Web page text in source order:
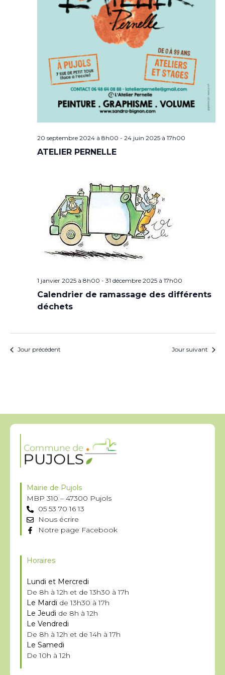
20 septembre 2024 à 8h00 - 24 juin 2025 à 17h00
ATELIER PERNELLE
1 janvier 2025 à 8h00 - 31 décembre 2025 à 17h00
Calendrier de ramassage des différents
déchets
Jour précédent Jour suivant
Mairie de Pujols
MBP 310 – 47300 Pujols
05 53 70 16 13
Nous écrire
Notre page Facebook
Horaires
Lundi et Mercredi
De 8h à 12h et de 13h30 à 17h
Le Mardi de 13h30 à 17h
Le Jeudi de 8h à 12h
Le Vendredi
De 8h à 12h et de 14h à 17h
Le Samedi
De 10h à 12h